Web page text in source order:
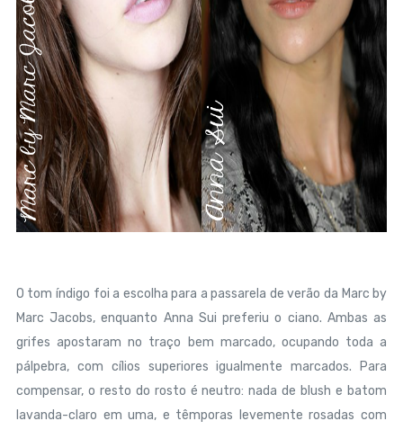
O tom índigo foi a escolha para a passarela de verão da Marc by
Marc Jacobs, enquanto Anna Sui preferiu o ciano. Ambas as
grifes apostaram no traço bem marcado, ocupando toda a
pálpebra, com cílios superiores igualmente marcados. Para
compensar, o resto do rosto é neutro: nada de blush e batom
lavanda-claro em uma, e têmporas levemente rosadas com